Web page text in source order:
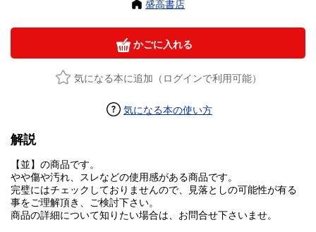
盛高書店
かごに入れる
気になる本に追加（ログインで利用可能）
気になる本の使い方
解説
【並】の商品です。
やや傷や汚れ、スレなどの使用感がある商品です。
完璧にはチェックしておりませんので、見落としの可能性が有る
事をご理解頂き、ご検討下さい。
商品の詳細について知りたい場合は、お問合せ下さいませ。